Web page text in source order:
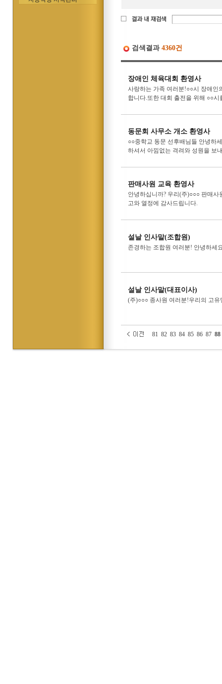
검색결과 4360건
장애인 체육대회 환영사
사랑하는 가족 여러분!○○시 장애인
합니다.또한 대회 출전을 위해 ○○
동문회 사무소 개소 환영사
○○중학교 동문 선후배님들 안녕하
하셔서 아낌없는 격려와 성원을 보
판매사원 교육 환영사
안녕하십니까? 우리(주)○○○ 판매
고와 열정에 감사드립니다.
설날 인사말(조합원)
존경하는 조합원 여러분! 안녕하세
설날 인사말(대표이사)
(주)○○○ 종사원 여러분!우리의 고
81 82 83 84 85 86 87 88